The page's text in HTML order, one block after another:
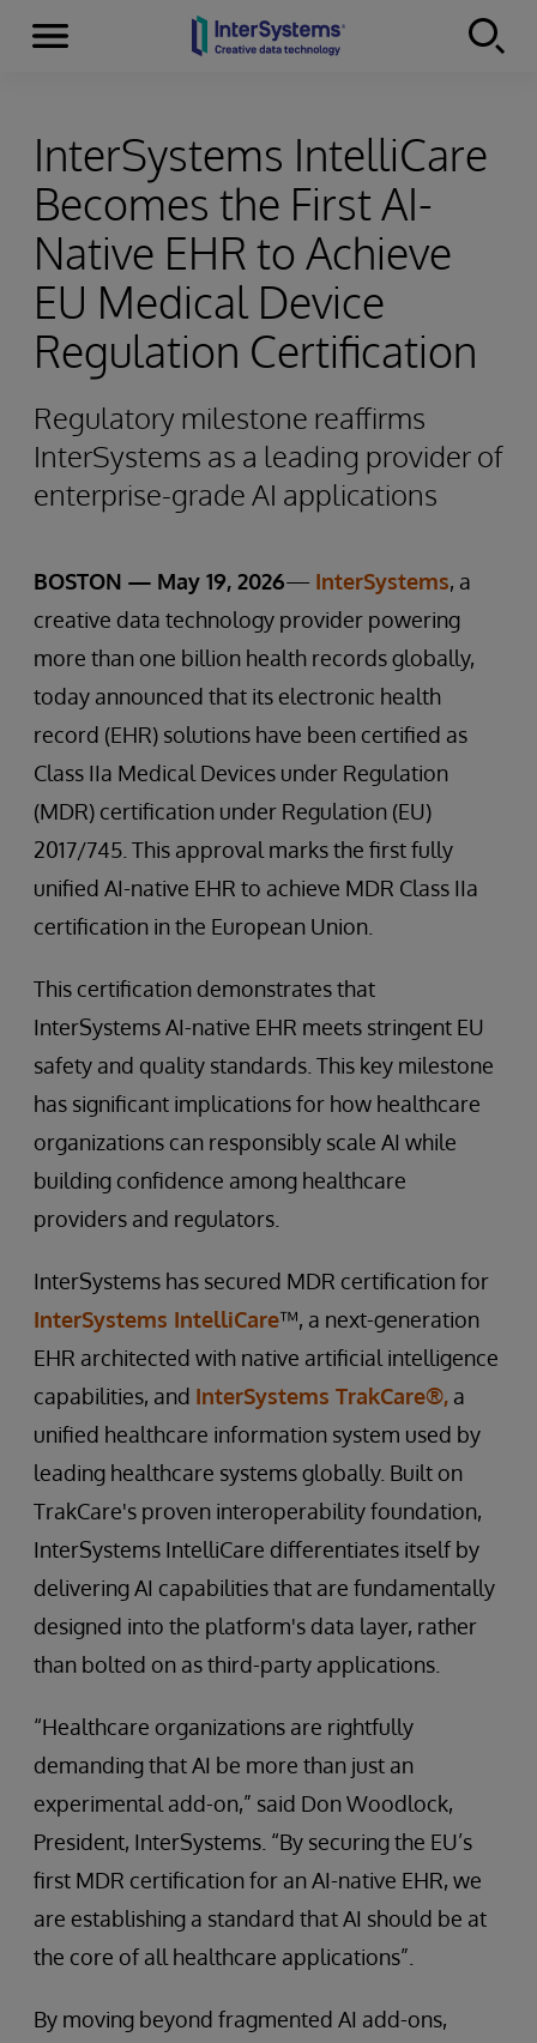
Skip to content
Menu
InterSystems IntelliCare
Becomes the First AI-
Native EHR to Achieve
EU Medical Device
Regulation Certification
Regulatory milestone reaffirms
InterSystems as a leading provider of
enterprise-grade AI applications
BOSTON — May 19, 2026— InterSystems, a
creative data technology provider powering
more than one billion health records globally,
today announced that its electronic health
record (EHR) solutions have been certified as
Class IIa Medical Devices under Regulation
(MDR) certification under Regulation (EU)
2017/745. This approval marks the first fully
unified AI-native EHR to achieve MDR Class IIa
certification in the European Union.
This certification demonstrates that
InterSystems AI-native EHR meets stringent EU
safety and quality standards. This key milestone
has significant implications for how healthcare
organizations can responsibly scale AI while
building confidence among healthcare
providers and regulators.
InterSystems has secured MDR certification for
InterSystems IntelliCare™, a next-generation
EHR architected with native artificial intelligence
capabilities, and InterSystems TrakCare®, a
unified healthcare information system used by
leading healthcare systems globally. Built on
TrakCare's proven interoperability foundation,
InterSystems IntelliCare differentiates itself by
delivering AI capabilities that are fundamentally
designed into the platform's data layer, rather
than bolted on as third-party applications.
“Healthcare organizations are rightfully
demanding that AI be more than just an
experimental add-on,” said Don Woodlock,
President, InterSystems. “By securing the EU’s
first MDR certification for an AI-native EHR, we
are establishing a standard that AI should be at
the core of all healthcare applications”.
By moving beyond fragmented AI add-ons,